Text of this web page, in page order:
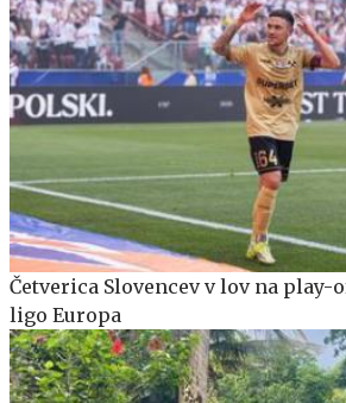
Četverica Slovencev v lov na
ligo Europa